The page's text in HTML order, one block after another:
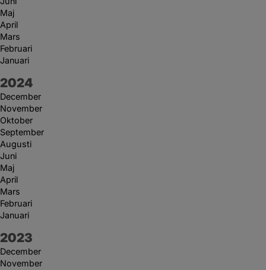
Maj
April
Mars
Februari
Januari
År:
2024
December
November
Oktober
September
Augusti
Juni
Maj
April
Mars
Februari
Januari
År:
2023
December
November